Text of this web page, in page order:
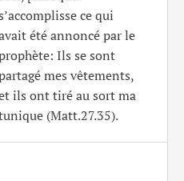
ce qui
été annoncé par le
Ils se sont
mes vêtements,
ils ont tiré au sort ma
(Matt.27.35).